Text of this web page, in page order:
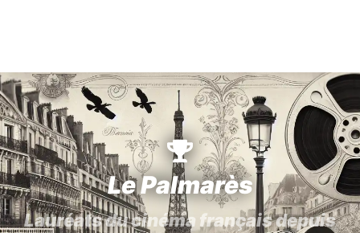
Le Palmarès
Lauréats du cinéma français depuis